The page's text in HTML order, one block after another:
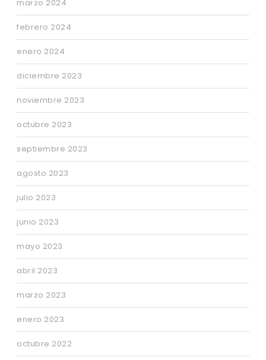
marzo 2024
febrero 2024
enero 2024
diciembre 2023
noviembre 2023
octubre 2023
septiembre 2023
agosto 2023
julio 2023
junio 2023
mayo 2023
abril 2023
marzo 2023
enero 2023
octubre 2022